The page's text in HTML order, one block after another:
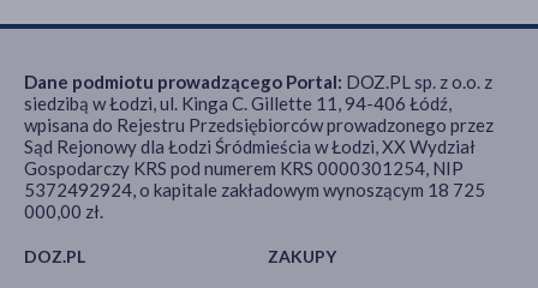
DOZ.PL ZAKUPY
Dane podmiotu prowadzącego Portal: DOZ.PL sp. z o.o. z
siedzibą w Łodzi, ul. Kinga C. Gillette 11, 94-406 Łódź,
wpisana do Rejestru Przedsiębiorców prowadzonego przez
Sąd Rejonowy dla Łodzi Śródmieścia w Łodzi, XX Wydział
Gospodarczy KRS pod numerem KRS 0000301254, NIP
5372492924, o kapitale zakładowym wynoszącym 18 725
000,00 zł.